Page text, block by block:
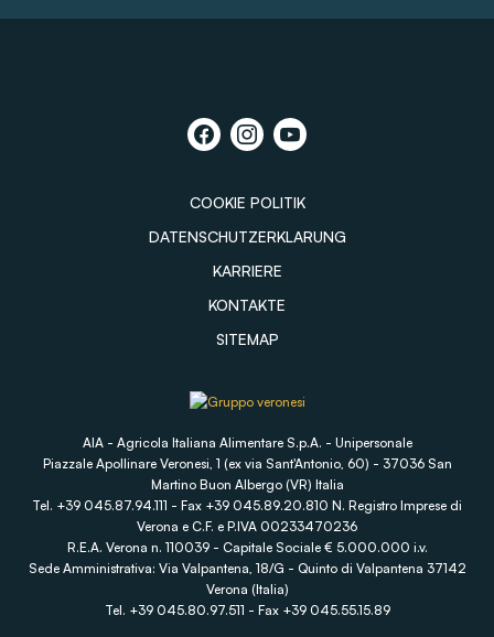
COOKIE POLITIK
DATENSCHUTZERKLARUNG
KARRIERE
KONTAKTE
SITEMAP
AIA - Agricola Italiana Alimentare S.p.A. - Unipersonale
Piazzale Apollinare Veronesi, 1 (ex via Sant'Antonio, 60) - 37036 San
Martino Buon Albergo (VR) Italia
Tel. +39 045.87.94.111 - Fax +39 045.89.20.810 N. Registro Imprese di
Verona e C.F. e P.IVA 00233470236
R.E.A. Verona n. 110039 - Capitale Sociale € 5.000.000 i.v.
Sede Amministrativa: Via Valpantena, 18/G - Quinto di Valpantena 37142
Verona (Italia)
Tel. +39 045.80.97.511 - Fax +39 045.55.15.89